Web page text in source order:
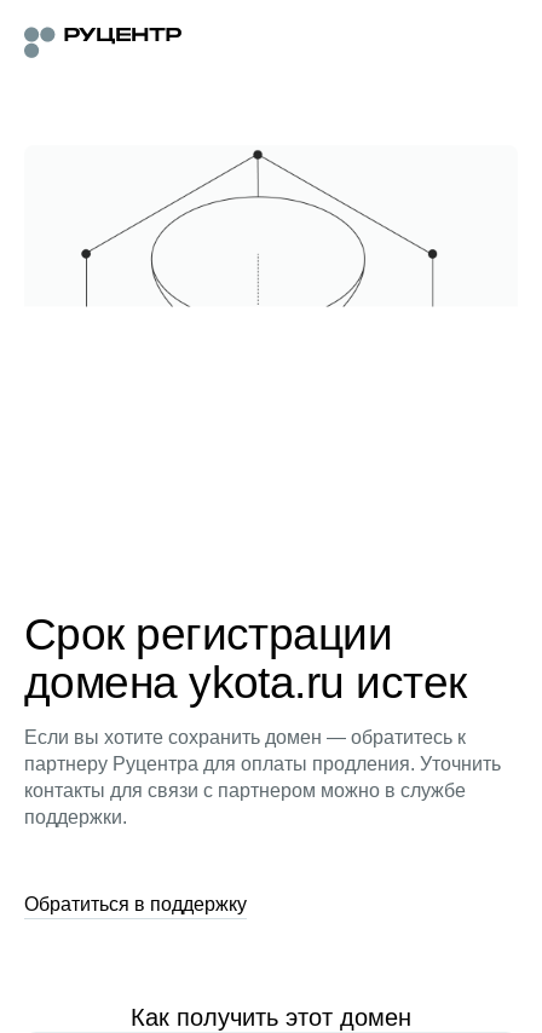
Срок регистрации
домена ykota.ru истек
Если вы хотите сохранить домен — обратитесь к
партнеру Руцентра для оплаты продления. Уточнить
контакты для связи с партнером можно в службе
поддержки.
Обратиться в поддержку
Как получить этот домен